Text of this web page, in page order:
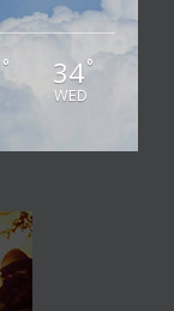
° 34°
WED